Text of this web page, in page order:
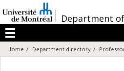
au
contenu
/Department of
Menu
Home Department directory